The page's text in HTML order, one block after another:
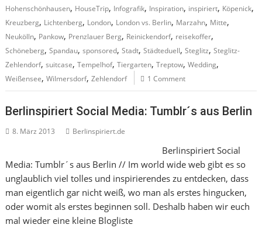
Hohenschönhausen, HouseTrip, Infografik, Inspiration, inspiriert, Köpenick,
Kreuzberg, Lichtenberg, London, London vs. Berlin, Marzahn, Mitte,
Neukölln, Pankow, Prenzlauer Berg, Reinickendorf, reisekoffer,
Schöneberg,Spandau,sponsored,Stadt,Städteduell,Steglitz,Steglitz-
Zehlendorf,suitcase,Tempelhof,Tiergarten,Treptow,Wedding,
Weißensee,Wilmersdorf,Zehlendorf 1 Comment
Berlinspiriert Social Media: Tumblr´s aus Berlin
8. März 2013 Berlinspiriert.de
Berlinspiriert Social
Media: Tumblr´s aus Berlin // Im world wide web gibt es so
unglaublich viel tolles und inspirierendes zu entdecken, dass
man eigentlich gar nicht weiß, wo man als erstes hingucken,
oder womit als erstes beginnen soll. Deshalb haben wir euch
mal wieder eine kleine Blogliste